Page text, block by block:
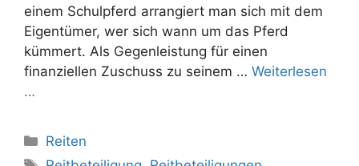
einem Schulpferd arrangiert man sich mit dem
Eigentümer, wer sich wann um das Pferd
kümmert. Als Gegenleistung für einen
finanziellen Zuschuss zu seinem … Weiterlesen
…
Kategorien
Reiten
Schlagwörter